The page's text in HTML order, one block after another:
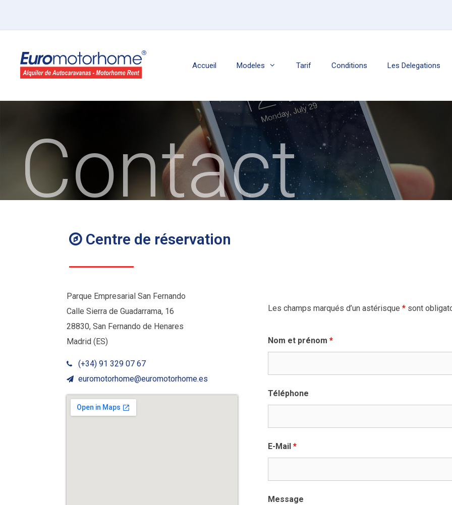
Accueil Modeles Tarif Conditions Les Delegations
Contact
Centre de réservation
Parque Empresarial San Fernando
Calle Sierra de Guadarrama, 16
28830, San Fernando de Henares
Madrid (ES)
(+34) 91 329 07 67
euromotorhome@euromotorhome.es
Les champs marqués d’un astérisque * sont
Nom et prénom *
Téléphone
E-Mail *
Message